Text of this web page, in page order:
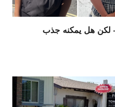
هل يمكنه جذب